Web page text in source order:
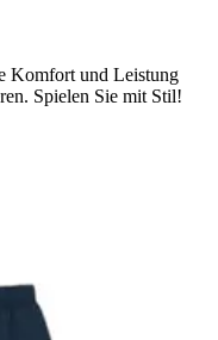
Komfort und Leistung
Spielen Sie mit Stil!